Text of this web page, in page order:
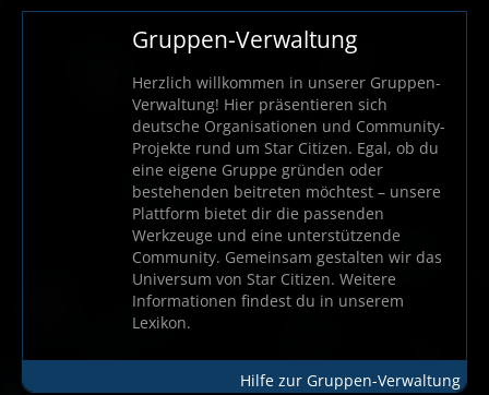
Gruppen-Verwaltung
Herzlich willkommen in unserer Gruppen-
Verwaltung! Hier präsentieren sich
deutsche Organisationen und Community-
Projekte rund um Star Citizen. Egal, ob du
eine eigene Gruppe gründen oder
bestehenden beitreten möchtest – unsere
Plattform bietet dir die passenden
Werkzeuge und eine unterstützende
Community. Gemeinsam gestalten wir das
Universum von Star Citizen. Weitere
Informationen findest du in unserem
Lexikon.
Hilfe zur Gruppen-Verwaltung